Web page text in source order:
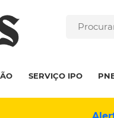
SERVIÇO IPO